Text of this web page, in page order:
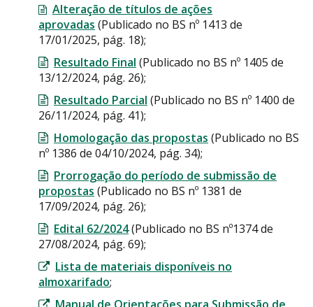
Alteração de títulos de ações
aprovadas (Publicado no BS nº 1413 de
17/01/2025, pág. 18);
Resultado Final (Publicado no BS nº 1405 de
13/12/2024, pág. 26);
Resultado Parcial (Publicado no BS nº 1400 de
26/11/2024, pág. 41);
Homologação das propostas (Publicado no BS
nº 1386 de 04/10/2024, pág. 34);
Prorrogação do período de submissão de
propostas (Publicado no BS nº 1381 de
17/09/2024, pág. 26);
Edital 62/2024(Publicado no BS nº1374 de
27/08/2024, pág. 69);
Lista de materiais disponíveis no
almoxarifado;